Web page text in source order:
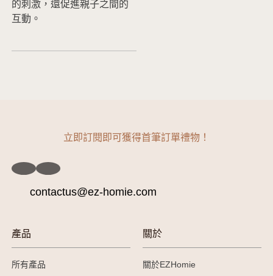
的刺激，還促進親子之間的
互動。
立即訂閱即可獲得首筆訂單禮物！
contactus@ez-homie.com
產品
所有產品
關於
關於EZHomie